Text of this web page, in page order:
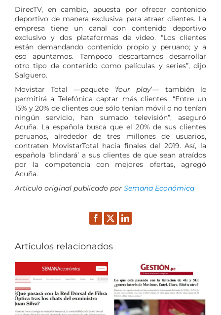
DirecTV, en cambio, apuesta por ofrecer contenido
deportivo de manera exclusiva para atraer clientes. La
empresa tiene un canal con contenido deportivo
exclusivo y dos plataformas de video. “Los clientes
están demandando contenido propio y peruano; y a
eso apuntamos. Tampoco descartamos desarrollar
otro tipo de contenido como películas y series”, dijo
Salguero.
Movistar Total —paquete ‘four play’— también le
permitirá a Telefónica captar más clientes. “Entre un
15% y 20% de clientes que sólo tenían móvil o no tenían
ningún servicio, han sumado televisión”, aseguró
Acuña. La española busca que el 20% de sus clientes
peruanos, alrededor de tres millones de usuarios,
contraten MovistarTotal hacia finales del 2019. Así, la
española ‘blindará’ a sus clientes de que sean atraídos
por la competencia con mejores ofertas, agregó
Acuña.
Artículo original publicado por Semana Económica
Facebook
TwitterLinkedIn
Artículos relacionados